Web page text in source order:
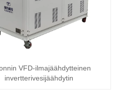
VFD-ilmajäähdytteinen
invertterivesijäähdytin